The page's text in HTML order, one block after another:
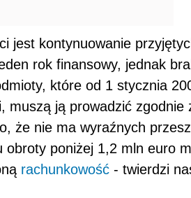
jest kontynuowanie
rok finansowy, jednak
które od 1 stycznia
muszą ją prowadzić
że nie ma wyraźnych
obroty poniżej 1,2 mln euro
rachunkowość - twierdzi